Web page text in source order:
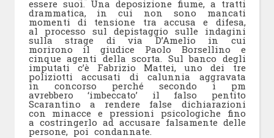
essere suoi. Una deposizione fiume, a tratti
drammatica, in cui non sono mancati
momenti di tensione tra accusa e difesa,
al processo sul depistaggio sulle indagini
sulla strage di via D’Amelio in cui
morirono il giudice Paolo Borsellino e
cinque agenti della scorta. Sul banco degli
imputati c’è Fabrizio Mattei, uno dei tre
poliziotti accusati di calunnia aggravata
in concorso perché secondo i pm
avrebbero ‘imbeccato’ il falso pentito
Scarantino a rendere false dichiarazioni
con minacce e pressioni psicologiche fino
a costringerlo ad accusare falsamente delle
persone, poi condannate.